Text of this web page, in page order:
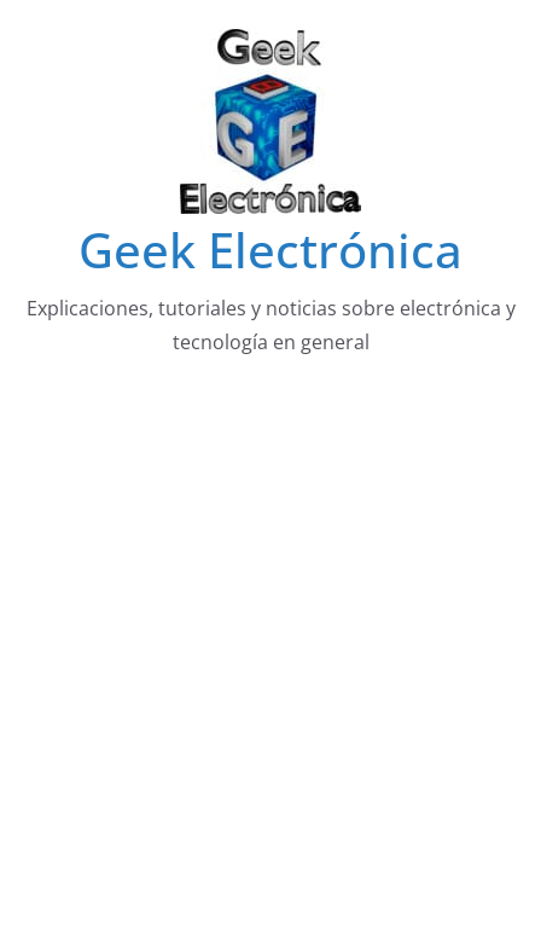
Geek Electrónica
Explicaciones, tutoriales y noticias sobre electrónica y
tecnología en general